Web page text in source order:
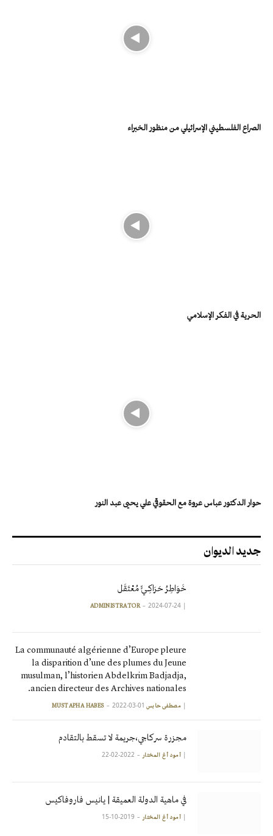
الصراع الفلسطيني الإسرائيلي من منظور الخبراء
الحرية في الفكر الإسلامي
حوار الدكتور عباس عروة مع الحقوقي علي يحيى عبد النور
جديد الديوان
خَوَاطِرُ حَرَاكِـيٍّ مُعْتَقَل
|
ADMINISTRATOR 2024-07-24
La communauté algérienne d’Europe pleure
la disparition d’une des plumes du Jeune
musulman, l’historien Abdelkrim Badjadja,
ancien directeur des Archives nationales.
| مصطفى حابس MUSTAPHA HABES 2022-03-01
مجزرة سركاجي،جريمة لا تسقط بالتقادم
| آمود أغ المختار 2022-02-22
في ماهية الدولة العميقة | يانيس فاروفاكيس
| آمود أغ المختار 2019-10-15